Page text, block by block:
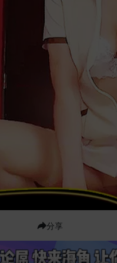
分享